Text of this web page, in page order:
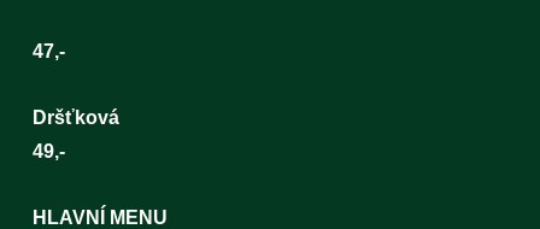
47,-
49,-
HLAVNÍ MENU